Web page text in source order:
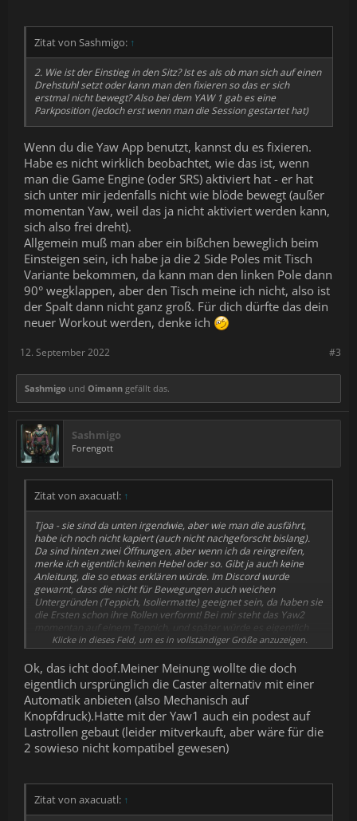
Zitat von Sashmigo: ↑
2. Wie ist der Einstieg in den Sitz? Ist es als ob man sich auf einen
Drehstuhl setzt oder kann man den fixieren so das er sich
erstmal nicht bewegt? Also bei dem YAW 1 gab es eine
Parkposition (jedoch erst wenn man die Session gestartet hat)
Wenn du die Yaw App benutzt, kannst du es fixieren.
Habe es nicht wirklich beobachtet, wie das ist, wenn
man die Game Engine (oder SRS) aktiviert hat - er hat
sich unter mir jedenfalls nicht wie blöde bewegt (außer
momentan Yaw, weil das ja nicht aktiviert werden kann,
sich also frei dreht).
Allgemein muß man aber ein bißchen beweglich beim
Einsteigen sein, ich habe ja die 2 Side Poles mit Tisch
Variante bekommen, da kann man den linken Pole dann
90° wegklappen, aber den Tisch meine ich nicht, also ist
der Spalt dann nicht ganz groß. Für dich dürfte das dein
neuer Workout werden, denke ich
#3
12. September 2022
Sashmigo und Oimann gefällt das.
Sashmigo
Forengott
Zitat von axacuatl: ↑
Tjoa - sie sind da unten irgendwie, aber wie man die ausfährt,
habe ich noch nicht kapiert (auch nicht nachgeforscht bislang).
Da sind hinten zwei Öffnungen, aber wenn ich da reingreifen,
merke ich eigentlich keinen Hebel oder so. Gibt ja auch keine
Anleitung, die so etwas erklären würde. Im Discord wurde
gewarnt, dass die nicht für Bewegungen auch weichen
Untergründen (Teppich, Isoliermatte) geeignet sein, da haben sie
die Ersten schon ihre Rollen verformt! Bei mir steht das Yaw2
momentan auf einem Teppich, und später würde es eigentlich
auf eine Waschmaschinen Matte kommen sollen, werde mir
jedenfalls nicht den guten Holzfußboden zerkratzen (und meine
Kinder mit dem Lärm terrorisieren) wollen. Vielleicht muß ich mir
da selber noch einen Untersetzer mit versenkbaren Schwerlast-
Rollen (siehe Links) basteln - also ein Holzbrett mit etwas Rahmen
nach oben (zum Anschrauben der Rollen und damit das Yaw2
nicht bei Bewegung da raus rutschen kann) und unter dem
Holzbrett noch die Waschmaschinen-Matte druntergeleimt...
kostet natürlich wieder, aber darauf kommt's mir jetzt nicht an.
ENDLICH Absenkbare Schwerlastrollen für Deine Werkbank! -
Hochleistungs-Rollroller für Werkbänke, Maschinen und Tische,
4er-Pack : Amazon.de: Gewerbe, Industrie & Wissenschaft
Klicke in dieses Feld, um es in vollständiger Größe anzuzeigen.
Ok, das icht doof.Meiner Meinung wollte die doch
eigentlich ursprünglich die Caster alternativ mit einer
Automatik anbieten (also Mechanisch auf
Knopfdruck).Hatte mit der Yaw1 auch ein podest auf
Lastrollen gebaut (leider mitverkauft, aber wäre für die
2 sowieso nicht kompatibel gewesen)
Zitat von axacuatl: ↑